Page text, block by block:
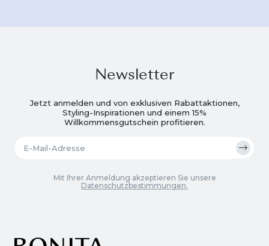
Newsletter
Jetzt anmelden und von exklusiven Rabattaktionen,
Styling-Inspirationen und einem 15%
Willkommensgutschein profitieren.
Mit Ihrer Anmeldung akzeptieren Sie unsere
Datenschutzbestimmungen.